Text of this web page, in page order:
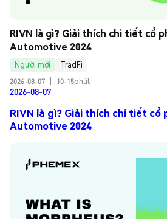
RIVN là gì? Giải thích chi tiết cổ
Automotive 2024
Người mới
TradFi
2026-08-07
10-15phút
2026-08-07
RIVN là gì? Giải thích chi tiết cổ
Automotive 2024